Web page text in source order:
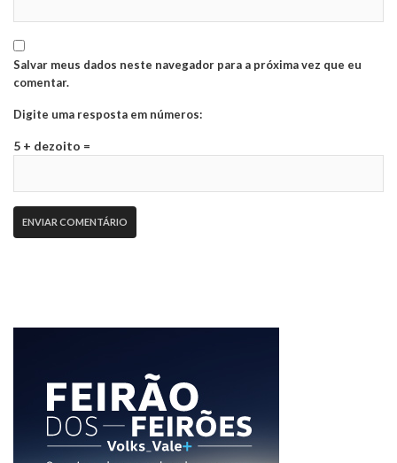
Salvar meus dados neste navegador para a próxima vez que eu
comentar.
Digite uma resposta em números:
5 + dezoito =